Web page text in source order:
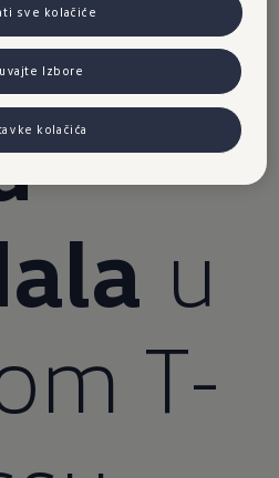
u
T-
sve kolačiće
Izbore
kolačića